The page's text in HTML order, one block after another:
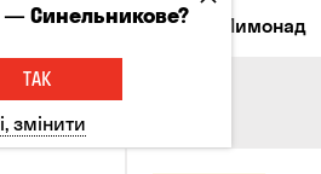
Пиво Сидр Вино Лимонад
—Синельникове?
ТАК
змінити